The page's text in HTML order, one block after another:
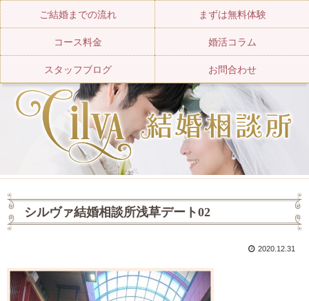
ご結婚までの流れ まずは無料体験
コース料金 婚活コラム
スタッフブログ お問合わせ
シルヴァ結婚相談所浅草デート02
2020.12.31